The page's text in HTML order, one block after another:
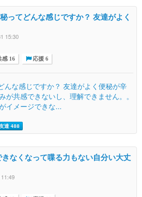
ってどんな感じですか？ 友達がよく
15:30
感 16 応援 6
んな感じですか？ 友達がよく便秘が辛
が共感できないし、理解できません。。
イメージできな...
達 488
なくなって喋る力もない自分い大丈